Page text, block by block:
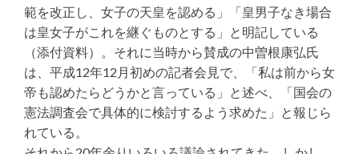
範を改正し、女子の天皇を認める」「皇男子なき場合
は皇女子がこれを継ぐものとする」と明記している
（添付資料）。それに当時から賛成の中曽根康弘氏
は、平成12年12月初めの記者会見で、「私は前から女
帝も認めたらどうかと言っている」と述べ、「国会の
憲法調査会で具体的に検討するよう求めた」と報じら
れている。